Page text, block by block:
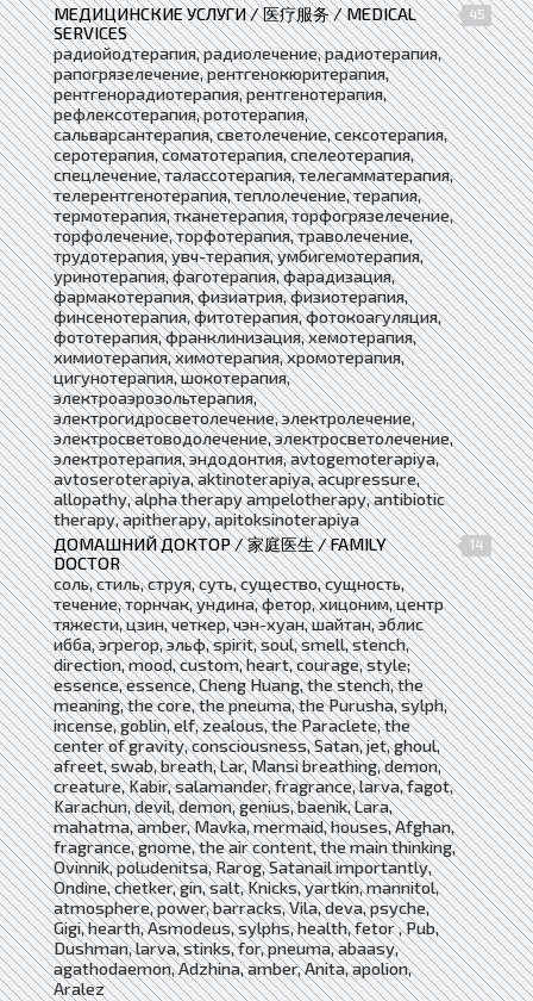
МЕДИЦИНСКИЕ УСЛУГИ / 医疗服务 / MEDICAL
SERVICES
45
радиойодтерапия, радиолечение, радиотерапия,
рапогрязелечение, рентгенокюритерапия,
рентгенорадиотерапия, рентгенотерапия,
рефлексотерапия, рототерапия,
сальварсантерапия, светолечение, сексотерапия,
серотерапия, соматотерапия, спелеотерапия,
спецлечение, талассотерапия, телегамматерапия,
телерентгенотерапия, теплолечение, терапия,
термотерапия, тканетерапия, торфогрязелечение,
торфолечение, торфотерапия, траволечение,
трудотерапия, увч-терапия, умбигемотерапия,
уринотерапия, фаготерапия, фарадизация,
фармакотерапия, физиатрия, физиотерапия,
финсенотерапия, фитотерапия, фотокоагуляция,
фототерапия, франклинизация, хемотерапия,
химиотерапия, химотерапия, хромотерапия,
цигунотерапия, шокотерапия,
электроаэрозольтерапия,
электрогидросветолечение, электролечение,
электросветоводолечение, электросветолечение,
электротерапия, эндодонтия, avtogemoterapiya,
avtoseroterapiya, aktinoterapiya, acupressure,
allopathy, alpha therapy ampelotherapy, antibiotic
therapy, apitherapy, apitoksinoterapiya
ДОМАШНИЙ ДОКТОР / 家庭医生 / FAMILY
DOCTOR
14
соль, стиль, струя, суть, существо, сущность,
течение, торнчак, ундина, фетор, хицоним, центр
тяжести, цзин, четкер, чэн-хуан, шайтан, эблис
ибба, эгрегор, эльф, spirit, soul, smell, stench,
direction, mood, custom, heart, courage, style;
essence, essence, Cheng Huang, the stench, the
meaning, the core, the pneuma, the Purusha, sylph,
incense, goblin, elf, zealous, the Paraclete, the
center of gravity, consciousness, Satan, jet, ghoul,
afreet, swab, breath, Lar, Mansi breathing, demon,
creature, Kabir, salamander, fragrance, larva, fagot,
Karachun, devil, demon, genius, baenik, Lara,
mahatma, amber, Mavka, mermaid, houses, Afghan,
fragrance, gnome, the air content, the main thinking,
Ovinnik, poludenitsa, Rarog, Satanail importantly,
Ondine, chetker, gin, salt, Knicks, yartkin, mannitol,
atmosphere, power, barracks, Vila, deva, psyche,
Gigi, hearth, Asmodeus, sylphs, health, fetor , Pub,
Dushman, larva, stinks, for, pneuma, abaasy,
agathodaemon, Adzhina, amber, Anita, apolion,
Aralez